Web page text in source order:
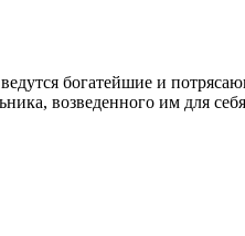
богатейшие и
возведенного им для